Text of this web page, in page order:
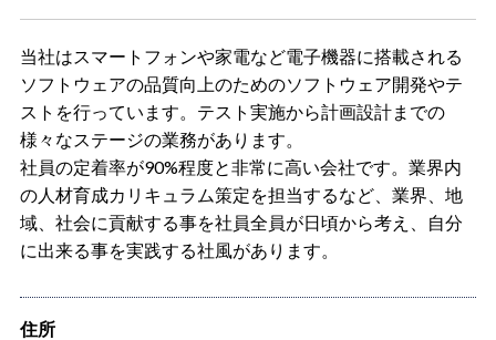
当社はスマートフォンや家電など電子機器に搭載される
ソフトウェアの品質向上のためのソフトウェア開発やテ
ストを行っています。テスト実施から計画設計までの
様々なステージの業務があります。
社員の定着率が90%程度と非常に高い会社です。業界内
の人材育成カリキュラム策定を担当するなど、業界、地
域、社会に貢献する事を社員全員が日頃から考え、自分
に出来る事を実践する社風があります。
住所